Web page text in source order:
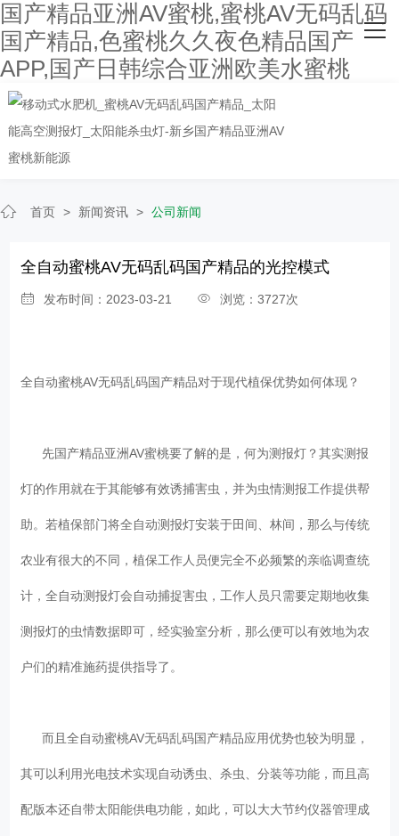
国产精品亚洲AV蜜桃,蜜桃AV无码乱码
国产精品,色蜜桃久久夜色精品国产
APP,国产日韩综合亚洲欧美水蜜桃
网站首页
关于国产精品亚洲AV蜜桃
主营产品
客户案例
人才招聘
联系国产精品亚洲AV蜜桃
首页 > 新闻资讯 > 公司新闻
全自动蜜桃AV无码乱码国产精品的光控模式
发布时间：2023-03-21 浏览：3727次
全自动蜜桃AV无码乱码国产精品对于现代植保优势如何体现？
先国产精品亚洲AV蜜桃要了解的是，何为测报灯？其实测报
灯的作用就在于其能够有效诱捕害虫，并为虫情测报工作提供帮
助。若植保部门将全自动测报灯安装于田间、林间，那么与传统
农业有很大的不同，植保工作人员便完全不必频繁的亲临调查统
计，全自动测报灯会自动捕捉害虫，工作人员只需要定期地收集
测报灯的虫情数据即可，经实验室分析，那么便可以有效地为农
户们的精准施药提供指导了。
而且全自动蜜桃AV无码乱码国产精品应用优势也较为明显，
其可以利用光电技术实现自动诱虫、杀虫、分装等功能，而且高
配版本还自带太阳能供电功能，如此，可以大大节约仪器管理成